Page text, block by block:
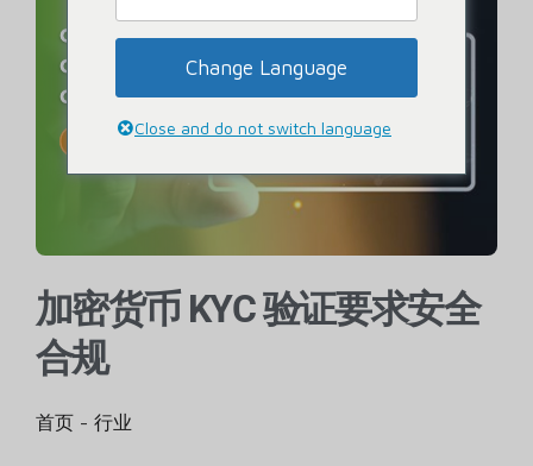
加密货币 KYC 验证要求安全
合规
首页 - 行业
Change Language
Close and do not switch language